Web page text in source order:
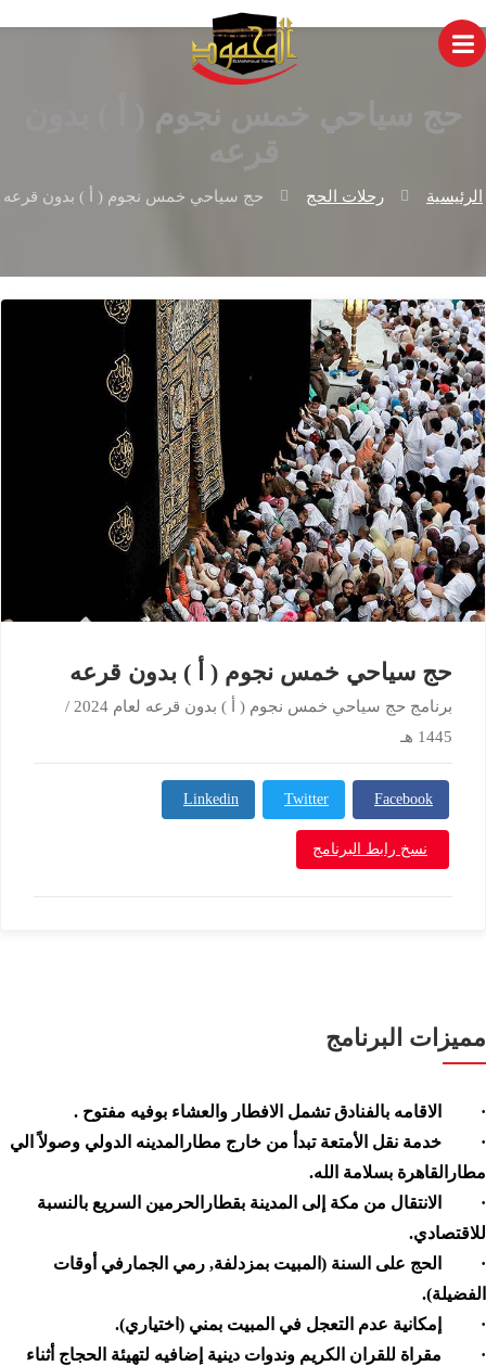
حج سياحي خمس نجوم ( أ ) بدون
الرئيسية رحلات الحج حج سياحي خمس نجوم ( أ ) بدون قرعه
حج سياحي خمس نجوم ( أ ) بدون قرعه
برنامج حج سياحي خمس نجوم ( أ ) بدون قرعه لعام 2024 /
1445 هـ
Facebook
Twitter
Linkedin
نسخ رابط البرنامج
مميزات البرنامج
· الاقامه بالفنادق تشمل الافطار والعشاء بوفيه مفتوح .
· خدمة نقل الأمتعة تبدأ من خارج مطارالمدينه الدولي وصولاً الي
مطارالقاهرة بسلامة الله.
· الانتقال من مكة إلى المدينة بقطارالحرمين السريع بالنسبة
للاقتصادي.
· الحج على السنة (المبيت بمزدلفة, رمي الجمارفي أوقات
الفضيلة).
· إمكانية عدم التعجل في المبيت بمني (اختياري).
· مقراة للقران الكريم وندوات دينية إضافيه لتهيئة الحجاج أثناء